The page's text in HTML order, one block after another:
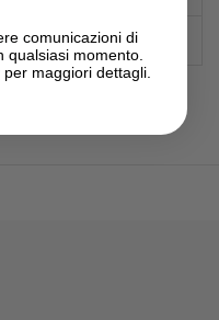
comunicazioni di
qualsiasi momento.
per maggiori dettagli.